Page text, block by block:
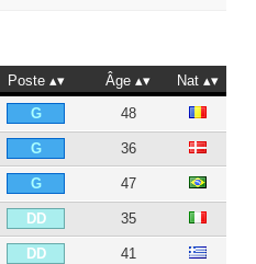
Poste Âge
Nat
G 48
G 36
G 47
DD 35
DD 41